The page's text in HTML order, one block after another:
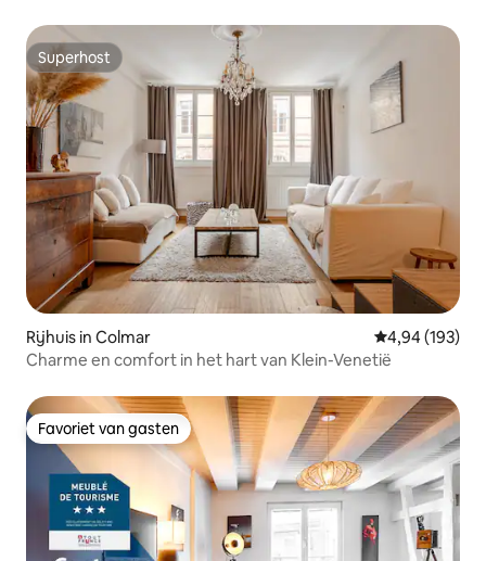
Superhost
Superhost
Rijhuis in Colmar Gemiddelde
4,94 (193)
Charme en comfort in het hart van Klein-Venetië
Favoriet van gasten
Favoriet van gasten